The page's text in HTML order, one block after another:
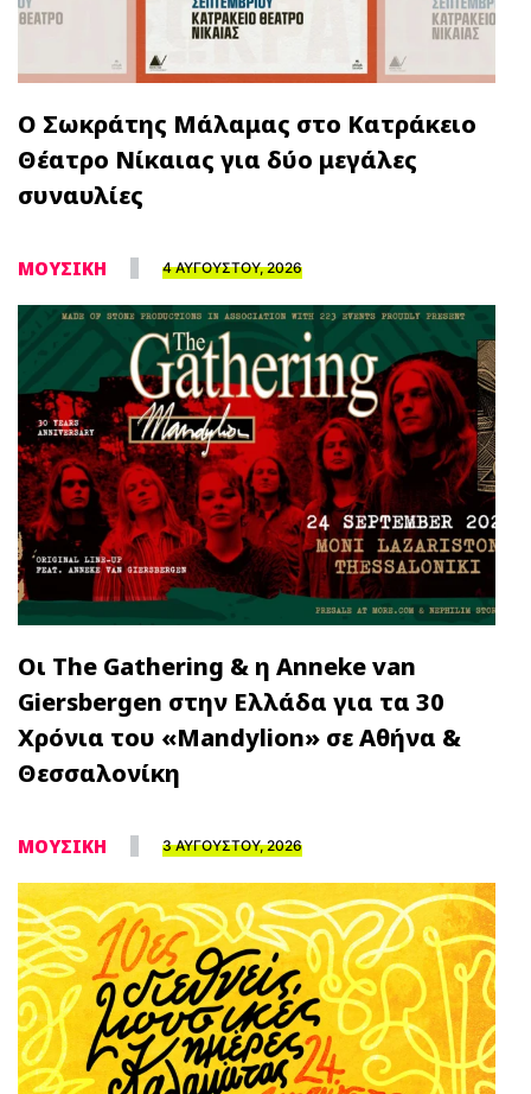
Ο Σωκράτης Μάλαμας στο Κατράκειο
Θέατρο Νίκαιας για δύο μεγάλες
συναυλίες
ΜΟΥΣΙΚΗ 4 ΑΥΓΟΥΣΤΟΥ, 2026
Οι The Gathering & η Anneke van
Giersbergen στην Ελλάδα για τα 30
Χρόνια του «Mandylion» σε Αθήνα &
Θεσσαλονίκη
ΜΟΥΣΙΚΗ 3 ΑΥΓΟΥΣΤΟΥ, 2026